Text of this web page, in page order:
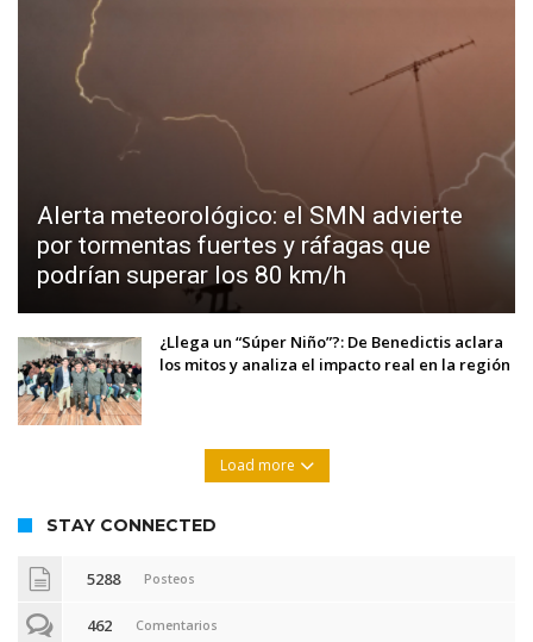
Alerta meteorológico: el SMN advierte
por tormentas fuertes y ráfagas que
podrían superar los 80 km/h
¿Llega un “Súper Niño”?: De Benedictis aclara
los mitos y analiza el impacto real en la región
Load more
STAY CONNECTED
5288 Posteos
462 Comentarios